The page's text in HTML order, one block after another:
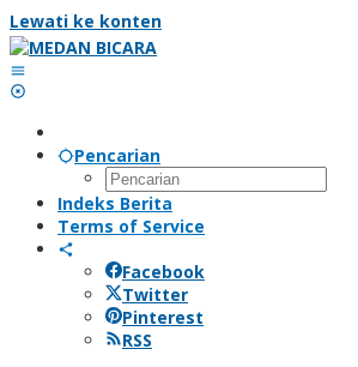
Lewati ke konten
Pencarian
Indeks Berita
Terms of Service
Facebook
Twitter
Pinterest
RSS